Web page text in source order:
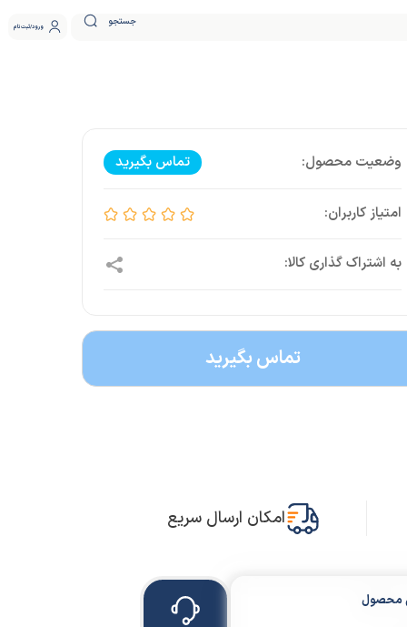
جستجو ورود ثبت نام
تماس بگیرید
تماس بگیرید
امکان ارسال سریع
محصول